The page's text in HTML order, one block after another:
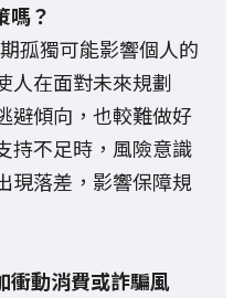
嗎？
孤獨可能影響個人的
人在面對未來規劃
避傾向，也較難做好
持不足時，風險意識
現落差，影響保障規
衝動消費或詐騙風